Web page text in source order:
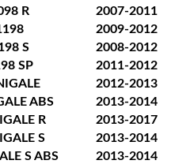
R
2007-2011
2009-2012
S
2008-2012
SP
2011-2012
2012-2013
ABS
2013-2014
R
2013-2017
S
2013-2014
S ABS
2013-2014